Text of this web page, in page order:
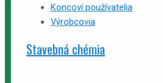
Koncoví používatelia
Výrobcovia
Stavebná chémia